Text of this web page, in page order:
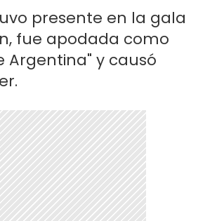
presente en la gala
fue apodada como
Argentina" y causó